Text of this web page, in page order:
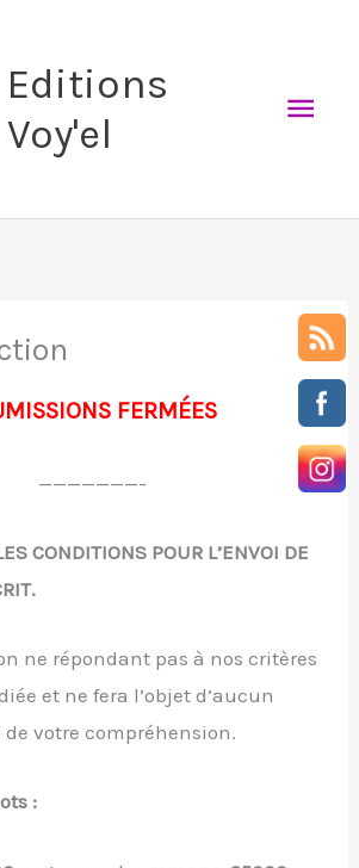
Editions
Voy'el
FERMÉES
———————-
CONDITIONS POUR L’ENVOI DE
ne répondant pas à nos critères
et ne fera l’objet d’aucun
de votre compréhension.
: